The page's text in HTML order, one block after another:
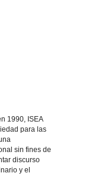
1990, ISEA
para las
sin fines de
discurso
y el